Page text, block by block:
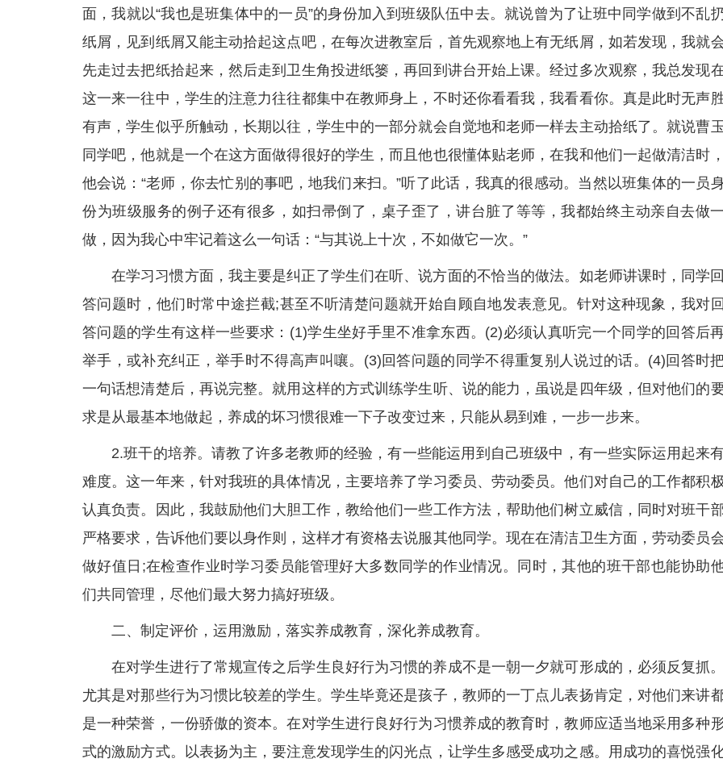
面，我就以“我也是班集体中的一员”的身份加入到班级队伍中去。就说曾为了让班中同学做到不乱
纸屑，见到纸屑又能主动拾起这点吧，在每次进教室后，首先观察地上有无纸屑，如若发现，我就
先走过去把纸拾起来，然后走到卫生角投进纸篓，再回到讲台开始上课。经过多次观察，我总发现
这一来一往中，学生的注意力往往都集中在教师身上，不时还你看看我，我看看你。真是此时无声
有声，学生似乎所触动，长期以往，学生中的一部分就会自觉地和老师一样去主动拾纸了。就说曹玉
同学吧，他就是一个在这方面做得很好的学生，而且他也很懂体贴老师，在我和他们一起做清洁时，
他会说：“老师，你去忙别的事吧，地我们来扫。”听了此话，我真的很感动。当然以班集体的一员
份为班级服务的例子还有很多，如扫帚倒了，桌子歪了，讲台脏了等等，我都始终主动亲自去做一
做，因为我心中牢记着这么一句话：“与其说上十次，不如做它一次。”
在学习习惯方面，我主要是纠正了学生们在听、说方面的不恰当的做法。如老师讲课时，同学回
答问题时，他们时常中途拦截;甚至不听清楚问题就开始自顾自地发表意见。针对这种现象，我对回
答问题的学生有这样一些要求：(1)学生坐好手里不准拿东西。(2)必须认真听完一个同学的回答后
举手，或补充纠正，举手时不得高声叫嚷。(3)回答问题的同学不得重复别人说过的话。(4)回答时
一句话想清楚后，再说完整。就用这样的方式训练学生听、说的能力，虽说是四年级，但对他们的
求是从最基本地做起，养成的坏习惯很难一下子改变过来，只能从易到难，一步一步来。
2.班干的培养。请教了许多老教师的经验，有一些能运用到自己班级中，有一些实际运用起来
难度。这一年来，针对我班的具体情况，主要培养了学习委员、劳动委员。他们对自己的工作都积
认真负责。因此，我鼓励他们大胆工作，教给他们一些工作方法，帮助他们树立威信，同时对班干
严格要求，告诉他们要以身作则，这样才有资格去说服其他同学。现在在清洁卫生方面，劳动委员
做好值日;在检查作业时学习委员能管理好大多数同学的作业情况。同时，其他的班干部也能协助
们共同管理，尽他们最大努力搞好班级。
二、制定评价，运用激励，落实养成教育，深化养成教育。
在对学生进行了常规宣传之后学生良好行为习惯的养成不是一朝一夕就可形成的，必须反复抓。
尤其是对那些行为习惯比较差的学生。学生毕竟还是孩子，教师的一丁点儿表扬肯定，对他们来讲
是一种荣誉，一份骄傲的资本。在对学生进行良好行为习惯养成的教育时，教师应适当地采用多种
式的激励方式。以表扬为主，要注意发现学生的闪光点，让学生多感受成功之感。用成功的喜悦强